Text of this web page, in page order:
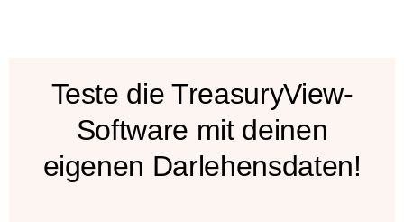
Teste die TreasuryView-
Software mit deinen
eigenen Darlehensdaten!